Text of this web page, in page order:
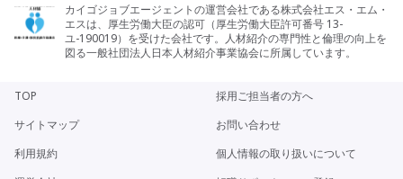
カイゴジョブエージェントの運営会社である株式会社エス・エム・
エスは、厚生労働大臣の認可（厚生労働大臣許可番号 13-
ユ-190019）を受けた会社です。人材紹介の専門性と倫理の向上を
図る一般社団法人日本人材紹介事業協会に所属しています。
TOP
採用ご担当者の方へ
サイトマップ
お問い合わせ
利用規約
個人情報の取り扱いについて